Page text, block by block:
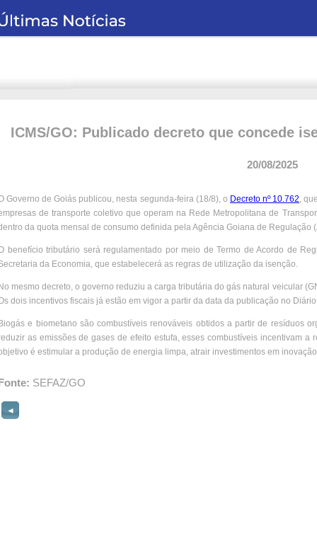
ICMS/GO: Publicado decreto que concede
20/08/2025
Governo de Goiás publicou, nesta segunda-feira (18/8), o Decreto nº 10.762,
de transporte coletivo que operam na Rede Metropolitana de
da quota mensal de consumo definida pela Agência Goiana de Regulação
benefício tributário será regulamentado por meio de Termo de Acordo de
da Economia, que estabelecerá as regras de utilização da isenção.
mesmo decreto, o governo reduziu a carga tributária do gás natural veicular
dois incentivos fiscais já estão em vigor a partir da data da publicação no
e biometano são combustíveis renováveis obtidos a partir de resíduos
as emissões de gases de efeito estufa, esses combustíveis incentivam a
é estimular a produção de energia limpa, atrair investimentos em
SEFAZ/GO
◄